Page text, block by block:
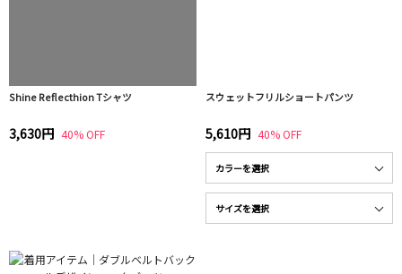
Shine Reflecthion Tシャツ
3,630円 40% OFF
スウェットフリルショートパンツ
5,610円 40% OFF